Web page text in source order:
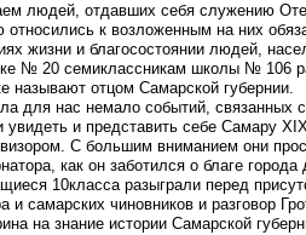
людей, отдавших себя служению
относились к возложенным на них
жизни и благосостоянии людей,
№ 20 семиклассникам школы № 106
называют отцом Самарской губернии.
для нас немало событий,
увидеть и представить себе Самару
С большим вниманием они
как он заботился о благе
10класса разыграли перед
и самарских чиновников и разговор
на знание истории Самарской